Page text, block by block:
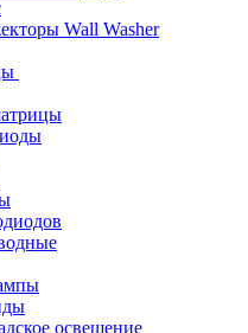
Wall Washer
освещение